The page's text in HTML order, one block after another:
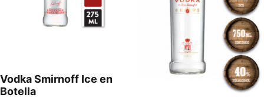
Vodka Smirnoff Ice en
Botella